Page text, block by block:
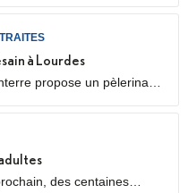
92000 Nanterre) Elle sera
en mission des Laïcs en
Qu’est-ce qu’un laïc
? Les Laïcs en...
à Lourdes
propose un pèlerinage
le thème est : « Je vous
le Seigneur est avec
des centaines